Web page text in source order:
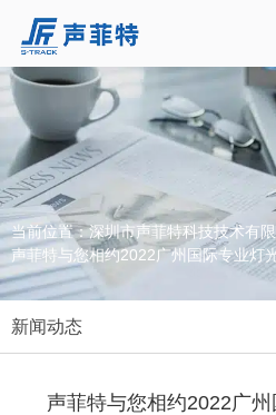
当前位置：深圳市声菲特科技技术有
声菲特与您相约2022广州国际专业灯
新闻动态
声菲特与您相约2022广